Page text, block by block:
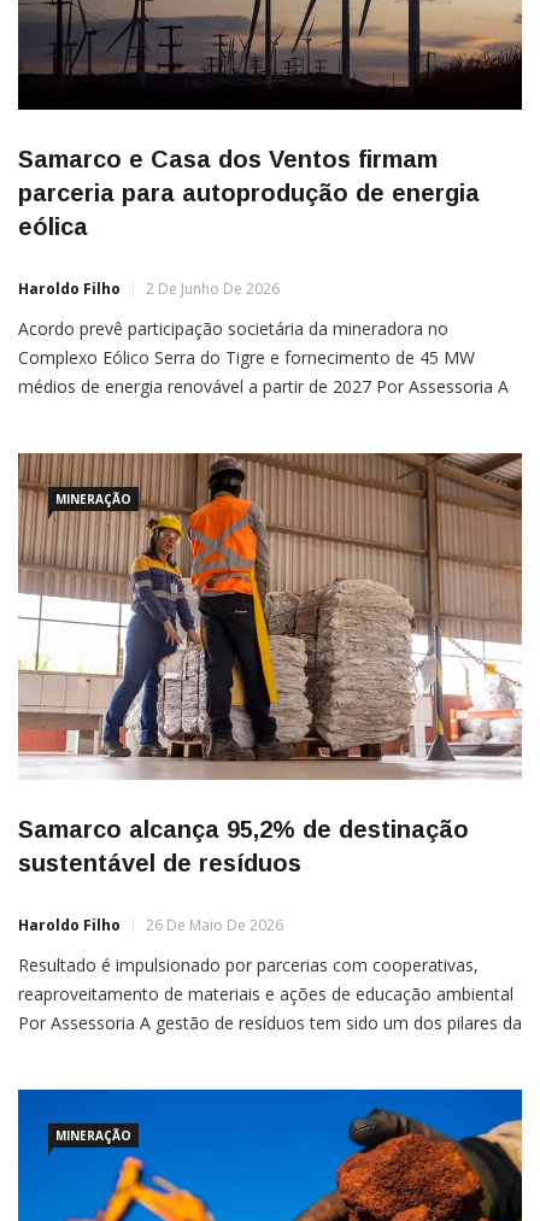
Samarco e Casa dos Ventos firmam
parceria para autoprodução de energia
eólica
Haroldo Filho 2 De Junho De 2026
Acordo prevê participação societária da mineradora no
Complexo Eólico Serra do Tigre e fornecimento de 45 MW
médios de energia renovável a partir de 2027 Por Assessoria A
energética da mineradora por meio de fontes renováveis. O
acordo […]
MINERAÇÃO
Samarco alcança 95,2% de destinação
sustentável de resíduos
Haroldo Filho 26 De Maio De 2026
Resultado é impulsionado por parcerias com cooperativas,
reaproveitamento de materiais e ações de educação ambiental
Por Assessoria A gestão de resíduos tem sido um dos pilares da
resíduos gerados em suas operações nas unidades de Ubu, em
Anchieta […]
MINERAÇÃO